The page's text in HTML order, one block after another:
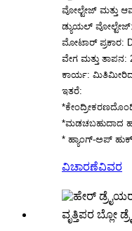
ವೋಲ್ಟೇಜ್ ಮತ್ತು
ಡ್ಯುಯಲ್ ವೋಲ್ಟೇಜ್:
ಮೋಟಾರ್ ಪ್ರಕಾರ:
ವೇಗ ಮತ್ತು ತಾಪನ:
ಕಾರ್ಯ: ಮಿತಿಮೀರಿದ
ಇತರೆ:
*ಮಡಚಬಹುದಾದ
* ಹ್ಯಾಂಗ್-ಅಪ್ ಹುಕ್
ವಿಚಾರಣೆವಿವರ